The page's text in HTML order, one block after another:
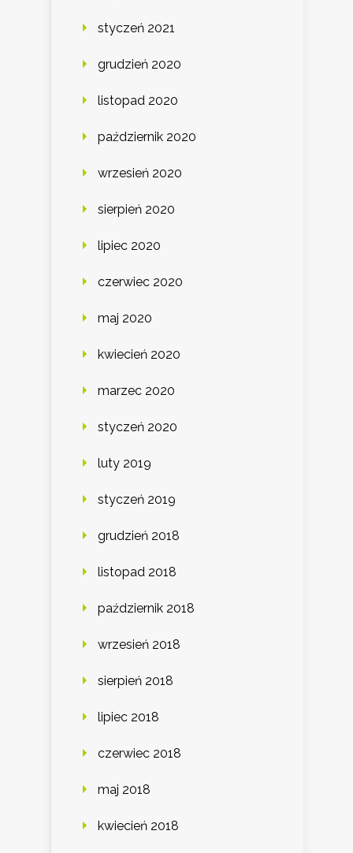
styczeń 2021
grudzień 2020
listopad 2020
październik 2020
wrzesień 2020
sierpień 2020
lipiec 2020
czerwiec 2020
maj 2020
kwiecień 2020
marzec 2020
styczeń 2020
luty 2019
styczeń 2019
grudzień 2018
listopad 2018
październik 2018
wrzesień 2018
sierpień 2018
lipiec 2018
czerwiec 2018
maj 2018
kwiecień 2018